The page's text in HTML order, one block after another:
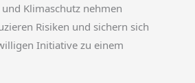
Klimaschutz nehmen
Risiken und sichern sich
Initiative zu einem